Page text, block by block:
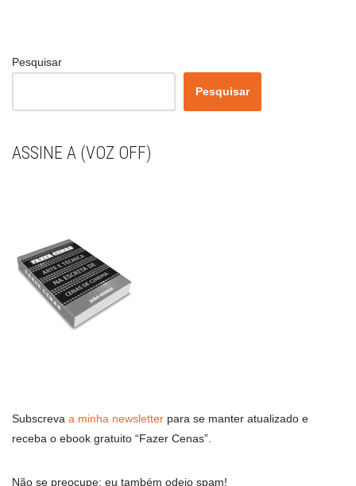
Pesquisar
Pesquisar
ASSINE A (VOZ OFF)
Subscreva a minha newsletter para se manter atualizado e
receba o ebook gratuito “Fazer Cenas”.
Não se preocupe: eu também odeio spam!